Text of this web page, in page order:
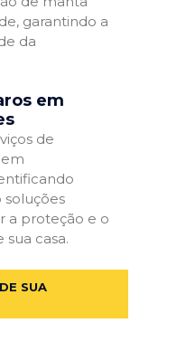
garantindo a
da
em
de
a proteção e o
casa.
SUA